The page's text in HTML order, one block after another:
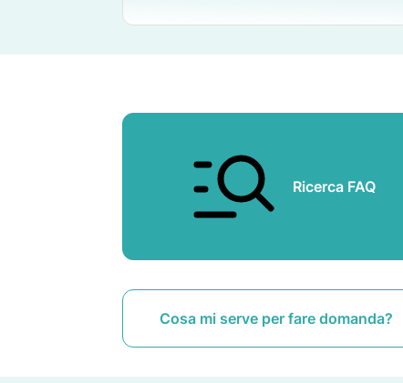
Ricerca FAQ
Cosa mi serve per fare domanda?